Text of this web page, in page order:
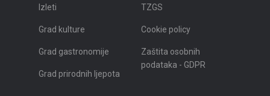
Izleti
Grad kulture
Grad gastronomije
Grad prirodnih ljepota
TZGS
Cookie policy
Zaštita osobnih
podataka - GDPR